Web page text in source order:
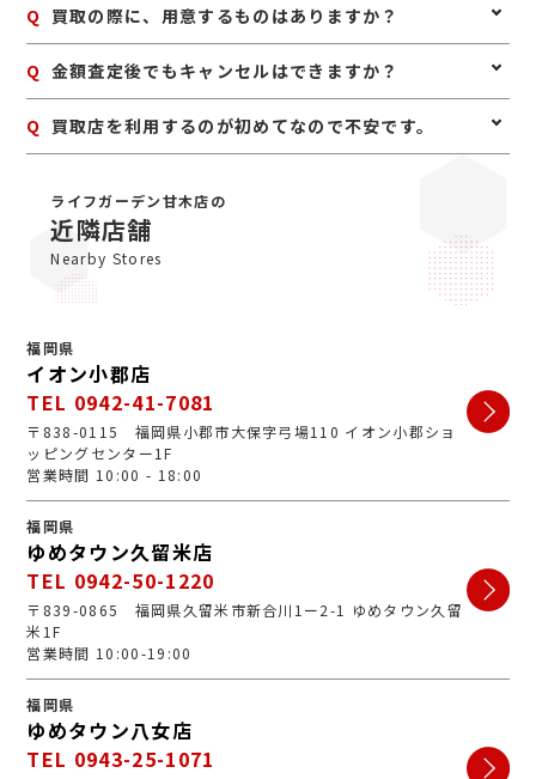
がおすすめです。状態を確認したうえでご案内いたしま
す。
A 予約は必要ありませんのでいつでもお越しいただけます
すとスムーズにご案内できます。
Q 買取の際に、用意するものはありますか？
A はい。身分証明書(運転免許証、マイナンバーカード、
Q 金額査定後でもキャンセルはできますか？
A お値段にご満足いただけない場合は、もちろんキャンセ
Q 買取店を利用するのが初めてなので不安です。
がとうございます。ジュエルカフェは女性スタッフが中
心で、丁寧な接客・明るいお店・手数料完全無料の手軽
さで多くのお客様にご利用いただいています。ぜひ安心
してお越しくださいませ。
ライフガーデン甘木店の
近隣店舗
Nearby Stores
福岡県
イオン小郡店
TEL 0942-41-7081
〒838-0115 福岡県小郡市大保字弓場110 イオン小郡ショ
ッピングセンター1F
営業時間 10:00 - 18:00
福岡県
ゆめタウン久留米店
TEL 0942-50-1220
〒839-0865 福岡県久留米市新合川1ー2-1 ゆめタウン久留
米1F
営業時間 10:00-19:00
福岡県
ゆめタウン八女店
TEL 0943-25-1071